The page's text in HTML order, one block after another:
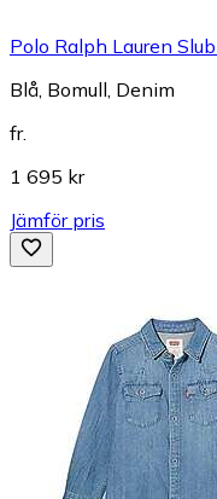
Polo Ralph Lauren
Blå, Bomull, Denim
fr.
1 695 kr
Jämför pris